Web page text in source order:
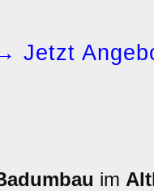
Jetzt
im